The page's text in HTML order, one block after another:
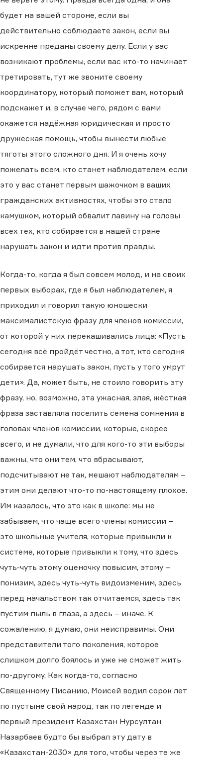
будет на вашей стороне, если вы
действительно соблюдаете закон, если вы
искренне преданы своему делу. Если у вас
возникают проблемы, если вас кто-то начинает
третировать, тут же звоните своему
координатору, который поможет вам, который
подскажет и, в случае чего, рядом с вами
окажется надёжная юридическая и просто
дружеская помощь, чтобы вынести любые
тяготы этого сложного дня. И я очень хочу
пожелать всем, кто станет наблюдателем, если
это у вас станет первым шажочком в ваших
гражданских активностях, чтобы это стало
камушком, который обвалит лавину на головы
всех тех, кто собирается в нашей стране
нарушать закон и идти против правды.
Когда-то, когда я был совсем молод, и на своих
первых выборах, где я был наблюдателем, я
приходил и говорил такую юношески
максималистскую фразу для членов комиссии,
от которой у них перекашивались лица: «Пусть
сегодня всё пройдёт честно, а тот, кто сегодня
собирается нарушать закон, пусть у того умрут
дети». Да, может быть, не стоило говорить эту
фразу, но, возможно, эта ужасная, злая, жёсткая
фраза заставляла поселить семена сомнения в
головах членов комиссии, которые, скорее
всего, и не думали, что для кого-то эти выборы
важны, что они тем, что вбрасывают,
подсчитывают не так, мешают наблюдателям –
этим они делают что-то по-настоящему плохое.
Им казалось, что это как в школе: мы не
забываем, что чаще всего члены комиссии –
это школьные учителя, которые привыкли к
системе, которые привыкли к тому, что здесь
чуть-чуть этому оценочку повысим, этому –
понизим, здесь чуть-чуть видоизменим, здесь
перед начальством так отчитаемся, здесь так
пустим пыль в глаза, а здесь – иначе. К
сожалению, я думаю, они неисправимы. Они
представители того поколения, которое
слишком долго боялось и уже не сможет жить
по-другому. Как когда-то, согласно
Священному Писанию, Моисей водил сорок лет
по пустыне свой народ, так по легенде и
первый президент Казахстан Нурсултан
Назарбаев будто бы выбрал эту дату в
«Казахстан-2030» для того, чтобы через те же